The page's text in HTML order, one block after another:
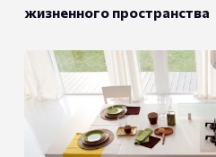
жизненного пространства